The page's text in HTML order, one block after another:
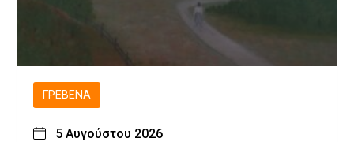
ΓΡΕΒΕΝΆ
5 Αυγούστου 2026